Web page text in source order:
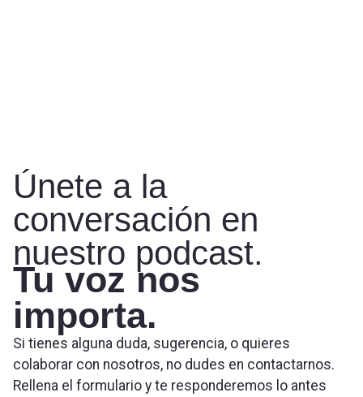
Únete a la
conversación en
nuestro podcast.
Tu voz nos
importa.
Si tienes alguna duda, sugerencia, o quieres
colaborar con nosotros, no dudes en contactarnos.
Rellena el formulario y te responderemos lo antes